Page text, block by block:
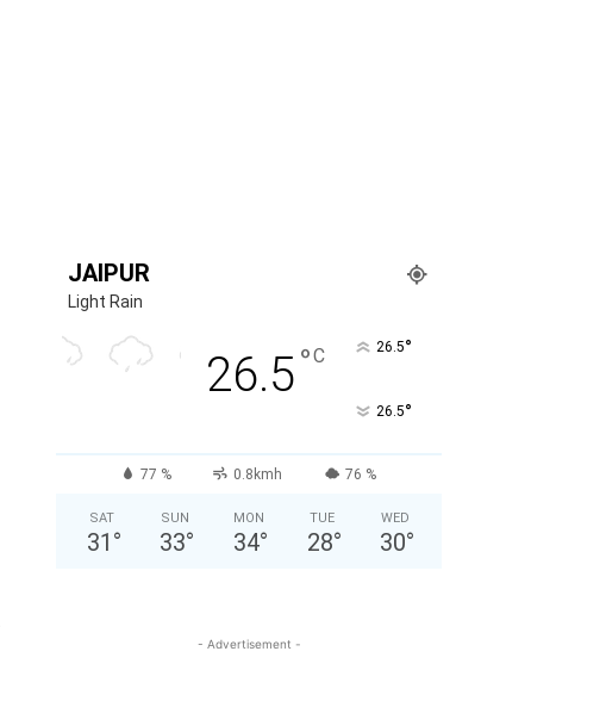
JAIPUR
Light Rain
26.5°C 26.5°
26.5°
77 % 0.8kmh 76 %
SAT
31 °
SUN
33°
MON
34°
TUE
28°
WED
30°
- Advertisement -